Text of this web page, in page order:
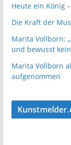
Heute ein König
Die Kraft der
Marita Vollborn:
und bewusst
Marita Vollborn
aufgenommen